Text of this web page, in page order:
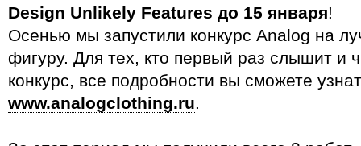
Design Unlikely Features до 15 января!
Осенью мы запустили конкурс Analog на
фигуру. Для тех, кто первый раз слышит и
конкурс, все подробности вы сможете
www.analogclothing.ru.